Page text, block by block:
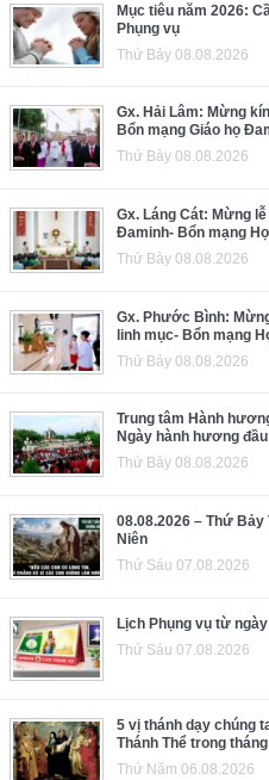
Mục tiêu năm 2026:
Phụng vụ
Thứ Bảy 08.08.2026
Gx. Hải Lâm: Mừng
Bổn mạng Giáo họ
Thứ Bảy 08.08.2026
Gx. Láng Cát: Mừng
Đaminh- Bổn mạng
Thứ Bảy 08.08.2026
Gx. Phước Bình:
linh mục- Bổn mạng
Thứ Bảy 08.08.2026
Trung tâm Hành
Ngày hành hương
Thứ Bảy 08.08.2026
08.08.2026 – Thứ Bảy
Niên
Thứ Sáu 07.08.2026
Lịch Phụng vụ từ
Thứ Sáu 07.08.2026
5 vị thánh dạy chúng
Thánh Thể trong
Thứ Năm 06.08.2026